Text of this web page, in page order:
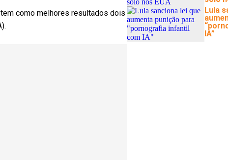
como melhores resultados dois